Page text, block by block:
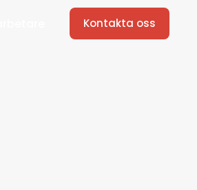
Kontakta oss